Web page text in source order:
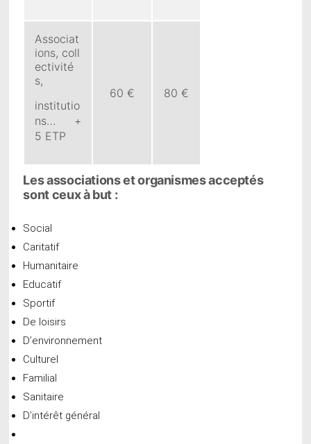
Associat
ions, coll
ectivité
s,
institutio
ns… +
5 ETP
60 € 80 €
Les associations et organismes acceptés
sont ceux à but :
Social
Caritatif
Humanitaire
Educatif
Sportif
De loisirs
D’environnement
Culturel
Familial
Sanitaire
D’intérêt général